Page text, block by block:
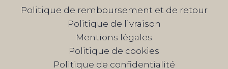
Politique de remboursement et de retour
Politique de livraison
Mentions légales
Politique de cookies
Politique de confidentialité